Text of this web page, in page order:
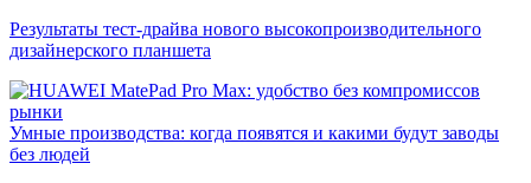
Результаты тест-драйва нового высокопроизводительного
дизайнерского планшета
рынки
Умные производства: когда появятся и какими будут заводы
без людей